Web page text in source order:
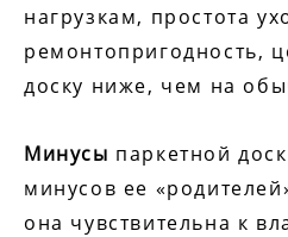
нагрузкам, простота
ремонтопригодность,
доску ниже, чем на
Минусы паркетной
минусов ее
она чувствительна к